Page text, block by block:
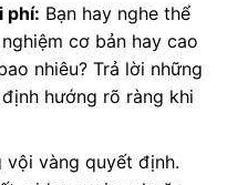
phí: Bạn hay nghe thể
cơ bản hay cao
nhiêu? Trả lời những
hướng rõ ràng khi
vội vàng quyết định.